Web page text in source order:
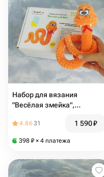
Набор для вязания
"Весёлая змейка",
4.8631 1 590₽
398 ₽ × 4 платежа